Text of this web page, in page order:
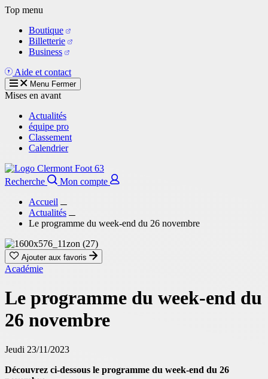
Aller
contenu
principal
Top menu
Boutique
Billetterie
Business
Aide et contact
Menu Fermer
Mises en avant
Actualités
équipe pro
Classement
Calendrier
Recherche
Mon compte
Accueil
Actualités
Le programme du week-end du 26 novembre
Ajouter aux favoris
Académie
Le programme du week-end du
26 novembre
Jeudi 23/11/2023
Découvrez ci-dessous le programme du week-end du 26